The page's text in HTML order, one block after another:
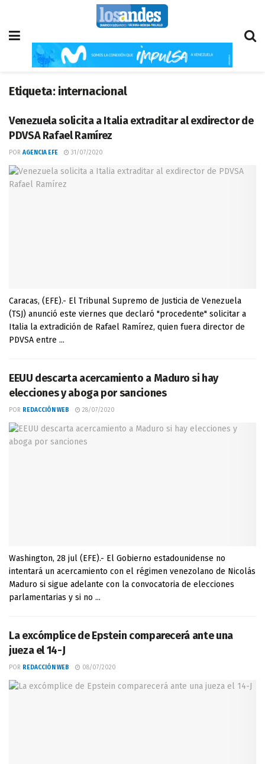
Etiqueta: internacional
Venezuela solicita a Italia extraditar al exdirector de
PDVSA Rafael Ramírez
POR AGENCIA EFE 31/07/2020
Caracas, (EFE).- El Tribunal Supremo de Justicia de Venezuela
(TSJ) anunció este viernes que declaró "procedente" solicitar a
Italia la extradición de Rafael Ramírez, quien fuera director de
PDVSA entre ...
EEUU descarta acercamiento a Maduro si hay
elecciones y aboga por sanciones
POR REDACCIÓN WEB 28/07/2020
Washington, 28 jul (EFE).- El Gobierno estadounidense no
intentará un acercamiento con el régimen venezolano de Nicolás
Maduro si sigue adelante con la convocatoria de elecciones
parlamentarias y si no ...
La excómplice de Epstein comparecerá ante una
jueza el 14-J
POR REDACCIÓN WEB 08/07/2020